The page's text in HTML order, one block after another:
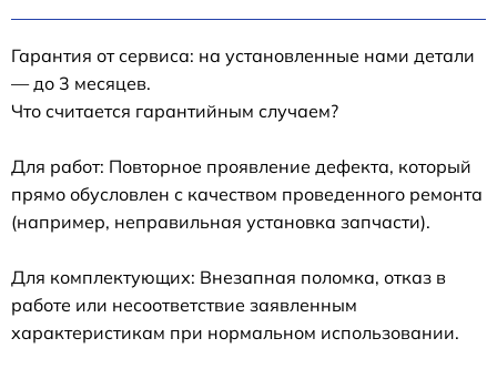
Гарантия от сервиса: на установленные нами детали
— до 3 месяцев.
Что считается гарантийным случаем?
Для работ: Повторное проявление дефекта, который
прямо обусловлен с качеством проведенного ремонта
(например, неправильная установка запчасти).
Для комплектующих: Внезапная поломка, отказ в
работе или несоответствие заявленным
характеристикам при нормальном использовании.